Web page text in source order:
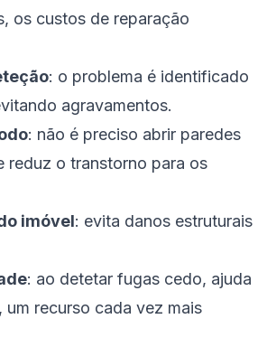
os custos de reparação
: o problema é identificado
agravamentos.
: não é preciso abrir paredes
reduz o transtorno para os
imóvel: evita danos estruturais
: ao detetar fugas cedo, ajuda
um recurso cada vez mais